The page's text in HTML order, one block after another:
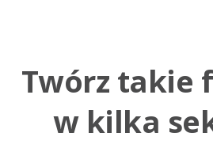
Twórz takie
w kilka